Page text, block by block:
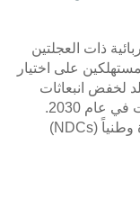
ذات العجلتين
على اختيار
لخفض انبعاثات
غازات الاحتباس الحراري بمقدار 751 تيرابايت في عام 2030.
وتتوافق هذه الحوافز مع المساهمات المحددة وطنياً (NDCs)